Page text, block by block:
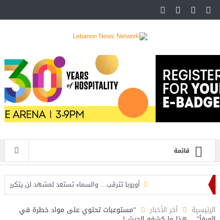
قائمة
أوروبا تترقب… والسماء تستعد لمشهد لن يتكرر
هجوم سيبراني غامض يضرب شبكة المياه الأمريكية… واشنطن
الرئيسية آخر الأخبار “مستوعبات تحتوي على مواد خطرة في